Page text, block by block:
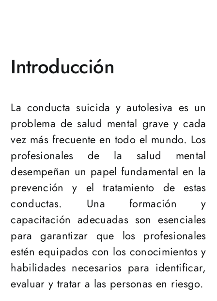
Introducción
La conducta suicida y autolesiva es un
problema de salud mental grave y cada
vez más frecuente en todo el mundo. Los
profesionales de la salud mental
desempeñan un papel fundamental en la
prevención y el tratamiento de estas
conductas. Una formación y
capacitación adecuadas son esenciales
para garantizar que los profesionales
estén equipados con los conocimientos y
habilidades necesarios para identificar,
evaluar y tratar a las personas en riesgo.